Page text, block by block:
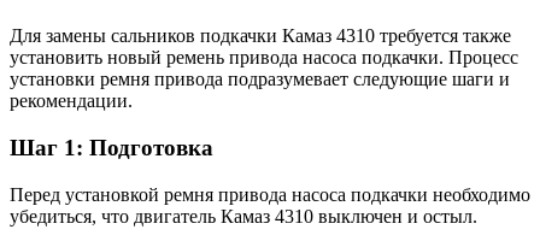
Для замены сальников подкачки Камаз 4310 требуется также
установить новый ремень привода насоса подкачки. Процесс
установки ремня привода подразумевает следующие шаги и
рекомендации.
Шаг 1: Подготовка
Перед установкой ремня привода насоса подкачки необходимо
убедиться, что двигатель Камаз 4310 выключен и остыл.